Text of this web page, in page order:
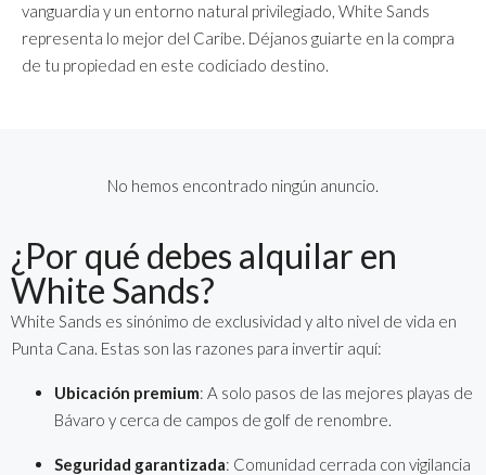
vanguardia y un entorno natural privilegiado, White Sands
representa lo mejor del Caribe. Déjanos guiarte en la compra
de tu propiedad en este codiciado destino.
No hemos encontrado ningún anuncio.
¿Por qué debes alquilar en
White Sands?
White Sands es sinónimo de exclusividad y alto nivel de vida en
Punta Cana. Estas son las razones para invertir aquí:
Ubicación premium: A solo pasos de las mejores playas de
Bávaro y cerca de campos de golf de renombre.
Seguridad garantizada: Comunidad cerrada con vigilancia